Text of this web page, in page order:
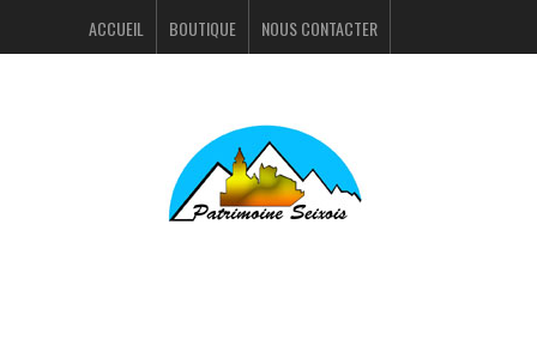
ACCUEIL BOUTIQUE NOUS CONTACTER